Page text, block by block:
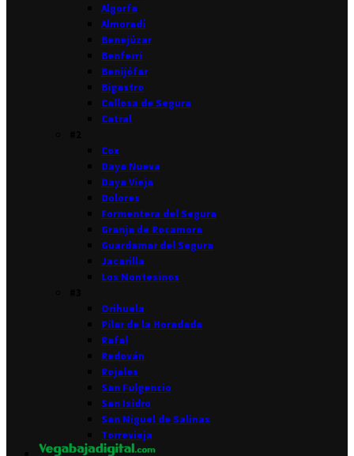
Algorfa
Almoradí
Benejúzar
Benferri
Benijófar
Bigastro
Callosa de Segura
Catral
Cox
Daya Nueva
Daya Vieja
Dolores
Formentera del Segura
Granja de Rocamora
Guardamar del Segura
Jacarilla
Los Montesinos
Orihuela
Pilar de la Horadada
Rafal
Redován
Rojales
San Fulgencio
San Isidro
San Miguel de Salinas
Torrevieja